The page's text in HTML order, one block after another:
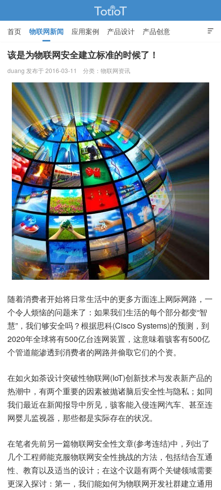
物联网的那些事 - Totiot

首页 物联网新闻 应用案例 产品设计 产品创意
智能家居
该是为物联网安全建立标准的时候了！
duang 发布于 2016-03-11 分类： 物联网资讯
随着消费者开始将日常生活中的更多方面连上网际网路，一
个令人烦恼的问题来了：如果我们生活的每个部分都变“智
慧”，我们够安全吗？根据思科(Cisco Systems)的预测，到
2020年全球将有500亿台连网装置，这意味着骇客有500亿
个管道能渗透到消费者的网路并偷取它们的个资。
在如火如荼设计突破性物联网(IoT)创新技术与发表新产品的
热潮中，有两个重要的因素被抛诸脑后安全性与隐私；如同
我们最近在新闻报导中所见，骇客能入侵连网汽车、甚至连
网婴儿监视器，那些都是实际存在的状况。
在笔者先前另一篇物联网安全性文章(参考连结)中，列出了
几个工程师能克服物联网安全性挑战的方法，包括结合互通
性、教育以及适当的设计；在这个议题有两个关键领域需要
更深入探讨：第一，我们能如何为物联网开发社群建立通用